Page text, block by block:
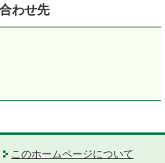
わせ先
このホームページについて